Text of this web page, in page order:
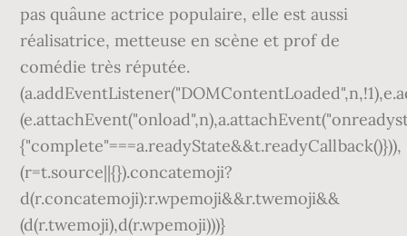
pas quâune actrice populaire, elle est aussi
réalisatrice, metteuse en scène et prof de
comédie très réputée.
{"complete"===a.readyState&&t.readyCallback()})),
(r=t.source||{}).concatemoji?
d(r.concatemoji):r.wpemoji&&r.twemoji&&
(d(r.twemoji),d(r.wpemoji)))}